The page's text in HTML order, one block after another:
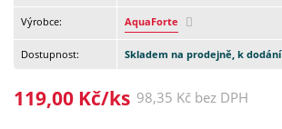
Výrobce: AquaForte
Dostupnost: Skladem na prodejně, k dodání
119,00 Kč/ks 98,35 Kč bez DPH